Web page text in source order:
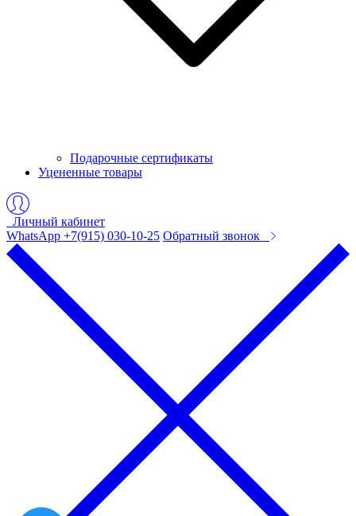
Подарочные сертификаты
Уцененные товары
Личный кабинет
WhatsApp +7(915) 030-10-25 Обратный звонок